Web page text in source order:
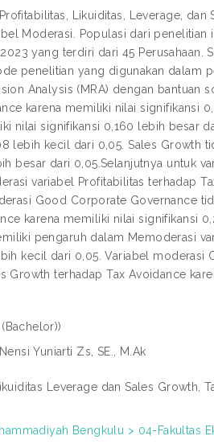
Likuiditas, Leverage, dan
Moderasi. Populasi dari penelitian
yang terdiri dari 45 Perusahaan.
penelitian yang digunakan dalam
Analysis (MRA) dengan bantuan
karena memiliki nilai signifikansi
nilai signifikansi 0,160 lebih besar
lebih kecil dari 0,05. Sales Growth
besar dari 0,05.Selanjutnya untuk
variabel Profitabilitas terhadap
Good Corporate Governance
karena memiliki nilai signifikansi
pengaruh dalam Memoderasi
kecil dari 0,05. Variabel moderasi
terhadap Tax Avoidance
Yuniarti Zs, SE., M.Ak
Leverage dan Sales Growth,
Bengkulu > 04-Fakultas